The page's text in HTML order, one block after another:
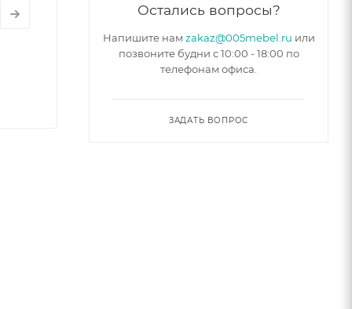
Остались вопросы?
Напишите нам zakaz@005mebel.ru или
позвоните будни с 10:00 - 18:00 по
телефонам офиса.
ЗАДАТЬ ВОПРОС